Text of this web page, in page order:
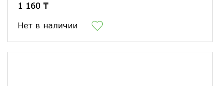
1 160 ₸
Нет в наличии